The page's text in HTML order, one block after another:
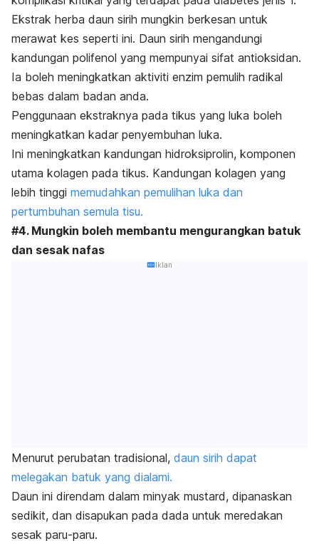
Ekstrak herba daun sirih mungkin berkesan untuk
merawat kes seperti ini. Daun sirih mengandungi
kandungan polifenol yang mempunyai sifat antioksidan.
Ia boleh meningkatkan aktiviti enzim pemulih radikal
bebas dalam badan anda.
Penggunaan ekstraknya pada tikus yang luka boleh
meningkatkan kadar penyembuhan luka.
Ini meningkatkan kandungan hidroksiprolin, komponen
utama kolagen pada tikus. Kandungan kolagen yang
lebih tinggi memudahkan pemulihan luka dan
pertumbuhan semula tisu.
#4. Mungkin boleh membantu mengurangkan batuk
dan sesak nafas
Iklan
Menurut perubatan tradisional, daun sirih dapat
melegakan batuk yang dialami.
Daun ini direndam dalam minyak mustard, dipanaskan
sedikit, dan disapukan pada dada untuk meredakan
sesak paru-paru.